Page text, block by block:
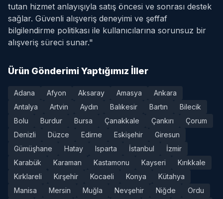
tutan hizmet anlayışıyla satış öncesi ve sonrası destek
sağlar. Güvenli alışveriş deneyimi ve şeffaf
bilgilendirme politikası ile kullanıcılarına sorunsuz bir
alışveriş süreci sunar."
Ürün Gönderimi Yaptığımız İller
Adana Afyon Aksaray Amasya
Ankara
Antalya
Artvin Aydın Balıkesir Bartın
Bilecik
Bolu
Burdur Bursa Çanakkale Çankırı
Çorum
Denizli
Düzce Edirne Eskişehir
Giresun
Gümüşhane
Hatay Isparta İstanbul
İzmir
Karabük
Karaman Kastamonu Kayseri
Kırıkkale
Kırklareli
Kırşehir Kocaeli Konya
Kütahya
Manisa
Mersin Muğla Nevşehir Niğde Ordu